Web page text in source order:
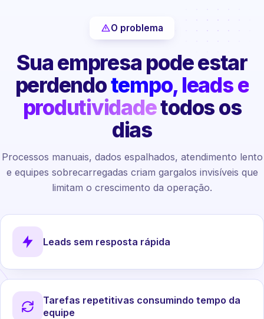
O problema
Sua empresa pode estar
perdendotempo, leads e
produtividadetodos os
dias
Processos manuais, dados espalhados, atendimento lento
e equipes sobrecarregadas criam gargalos invisíveis que
limitam o crescimento da operação.
Leads sem resposta rápida
Tarefas repetitivas consumindo tempo da
equipe